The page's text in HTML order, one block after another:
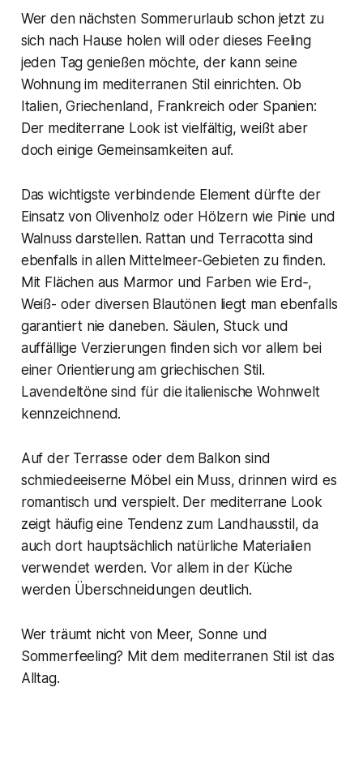
Wer den nächsten Sommerurlaub schon jetzt zu
sich nach Hause holen will oder dieses Feeling
jeden Tag genießen möchte, der kann seine
Wohnung im mediterranen Stil einrichten. Ob
Italien, Griechenland, Frankreich oder Spanien:
Der mediterrane Look ist vielfältig, weißt aber
doch einige Gemeinsamkeiten auf.
Das wichtigste verbindende Element dürfte der
Einsatz von Olivenholz oder Hölzern wie Pinie und
Walnuss darstellen. Rattan und Terracotta sind
ebenfalls in allen Mittelmeer-Gebieten zu finden.
Mit Flächen aus Marmor und Farben wie Erd‑,
Weiß- oder diversen Blautönen liegt man ebenfalls
garantiert nie daneben. Säulen, Stuck und
auffällige Verzierungen finden sich vor allem bei
einer Orientierung am griechischen Stil.
Lavendeltöne sind für die italienische Wohnwelt
kennzeichnend.
Auf der Terrasse oder dem Balkon sind
schmiedeeiserne Möbel ein Muss, drinnen wird es
romantisch und verspielt. Der mediterrane Look
zeigt häufig eine Tendenz zum Landhausstil, da
auch dort hauptsächlich natürliche Materialien
verwendet werden. Vor allem in der Küche
werden Überschneidungen deutlich.
Wer träumt nicht von Meer, Sonne und
Sommerfeeling? Mit dem mediterranen Stil ist das
Alltag.